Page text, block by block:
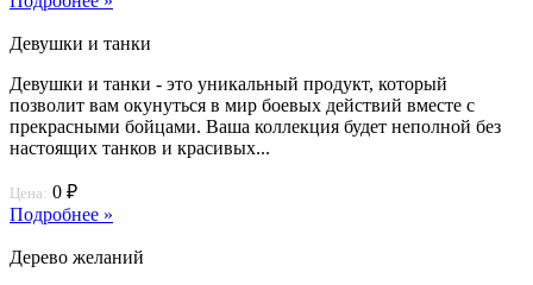
Девушки и танки
Девушки и танки - это уникальный продукт, который
позволит вам окунуться в мир боевых действий вместе с
прекрасными бойцами. Ваша коллекция будет неполной без
настоящих танков и красивых...
Цена: 0 ₽
Подробнее »
Дерево желаний